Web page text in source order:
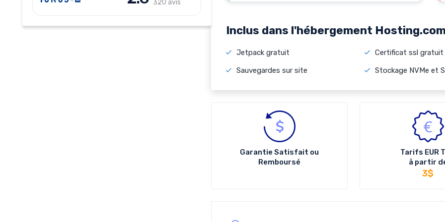
320 avis
Inclus dans l'hébergement Hosting.com
Jetpack gratuit
Sauvegardes sur site
Certificat ssl gratuit
Stockage NVMe et
Garantie Satisfait ou
Remboursé
Tarifs EUR
à partir
3$